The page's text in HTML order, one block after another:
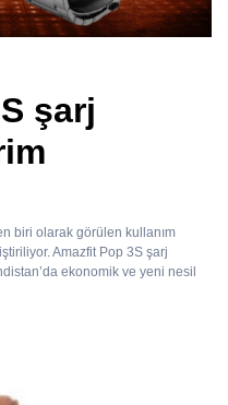
şarj
biri olarak görülen kullanım
Amazfit Pop 3S şarj
ekonomik ve yeni nesil